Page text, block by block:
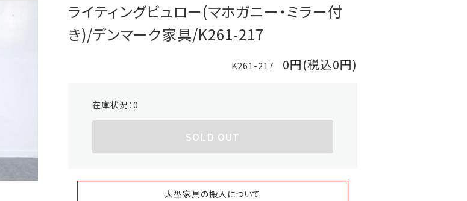
ライティングビュロー(マホガニー・ミラー付
き)/デンマーク家具/K261-217
K261-217 0円(税込0円)
在庫状況： 0
SOLD OUT
大型家具の搬入について